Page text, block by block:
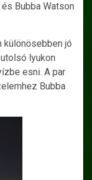
Bubba Watson
különösebben jó
lyukon
esni. A par
Bubba